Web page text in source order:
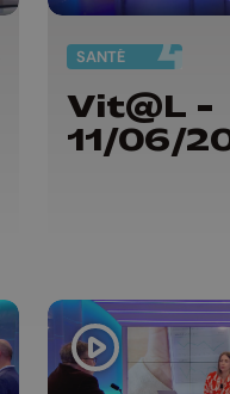
SANTÉ
Vit@L -
11/06/